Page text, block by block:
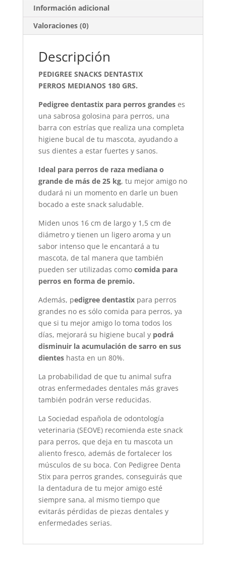
Información adicional
Valoraciones (0)
Descripción
PEDIGREE SNACKS DENTASTIX
PERROS MEDIANOS 180 GRS.
Pedigree dentastix para perros grandeses
una sabrosa golosina para perros, una
barra con estrías que realiza una completa
higiene bucal de tu mascota, ayudando a
sus dientes a estar fuertes y sanos.
Ideal para perros de raza mediana o
grande de más de 25 kg, tu mejor amigo no
dudará ni un momento en darle un buen
bocado a este snack saludable.
Miden unos 16 cm de largo y 1,5 cm de
diámetro y tienen un ligero aroma y un
sabor intenso que le encantará a tu
mascota, de tal manera que también
pueden ser utilizadas como comida para
perros en forma de premio.
Además, pedigree dentastixpara perros
grandes no es sólo comida para perros, ya
que si tu mejor amigo lo toma todos los
días, mejorará su higiene bucal y podrá
disminuir la acumulación de sarro en sus
dienteshasta en un 80%.
La probabilidad de que tu animal sufra
otras enfermedades dentales más graves
también podrán verse reducidas.
La Sociedad española de odontología
veterinaria (SEOVE) recomienda este snack
para perros, que deja en tu mascota un
aliento fresco, además de fortalecer los
músculos de su boca. Con Pedigree Denta
Stix para perros grandes, conseguirás que
la dentadura de tu mejor amigo esté
siempre sana, al mismo tiempo que
evitarás pérdidas de piezas dentales y
enfermedades serias.